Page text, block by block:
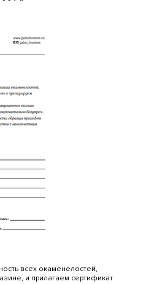
всех окаменелостей,
и прилагаем сертификат